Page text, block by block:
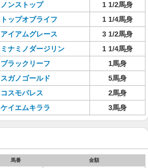
ノンストップ
1 1/2馬身
トップオブライフ
1 1/4馬身
アイアムグレース
3 1/2馬身
ミナミノダージリン
1 1/4馬身
ブラックリーフ
1馬身
スガノゴールド
5馬身
コスモパレス
2馬身
ケイエムキララ 3馬身
馬番 金額